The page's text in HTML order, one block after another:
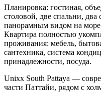
Планировка: гостиная,
столовой, две спальни, два
панорамным видом на
Квартира полностью
проживания: мебель,
сантехника, система
принадлежности, посуда.
Unixx South Pattaya —
части Паттайи, рядом с